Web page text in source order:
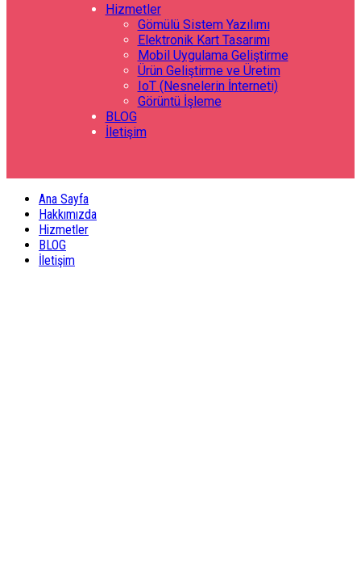
Hizmetler
Gömülü Sistem Yazılımı
Elektronik Kart Tasarımı
Mobil Uygulama Geliştirme
Ürün Geliştirme ve Üretim
IoT (Nesnelerin İnterneti)
Görüntü İşleme
BLOG
İletişim
Ana Sayfa
Hakkımızda
Hizmetler
BLOG
İletişim